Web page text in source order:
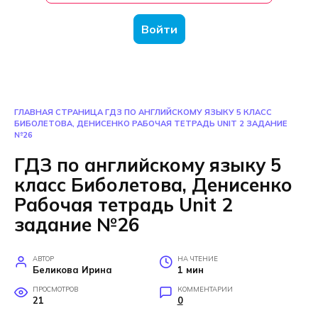
Войти
ГЛАВНАЯ СТРАНИЦА ГДЗ ПО АНГЛИЙСКОМУ ЯЗЫКУ 5 КЛАСС
БИБОЛЕТОВА, ДЕНИСЕНКО РАБОЧАЯ ТЕТРАДЬ UNIT 2 ЗАДАНИЕ
№26
ГДЗ по английскому языку 5
класс Биболетова, Денисенко
Рабочая тетрадь Unit 2
задание №26
АВТОР
Беликова Ирина
НА ЧТЕНИЕ
1 мин
ПРОСМОТРОВ
21
КОММЕНТАРИИ
0